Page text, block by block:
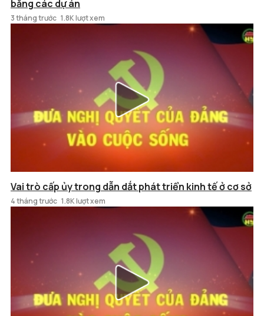
bằng các dự án
3 tháng trước 1.8K lượt xem
Vai trò cấp ủy trong dẫn dắt phát triển kinh tế ở cơ sở
4 tháng trước 1.8K lượt xem